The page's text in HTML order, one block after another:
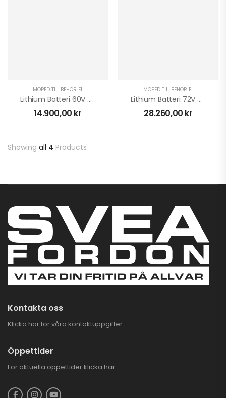
TALARIA STING R
ELCROSS 2025
54.900,00
MOPED TILLBEHÖR EL
Lithium Batteri 60V Super Soco TS STREET HUNTER
14.900,00 kr
MOPED TILLBEHÖR EL
Lithium Batteri 72V Super Soco TC Max
28.260,00 kr
Showing all 4 Products
Kontakta oss
Klicka här för våra kontaktuppgifter
Öppettider
För aktuella öppettider klicka här